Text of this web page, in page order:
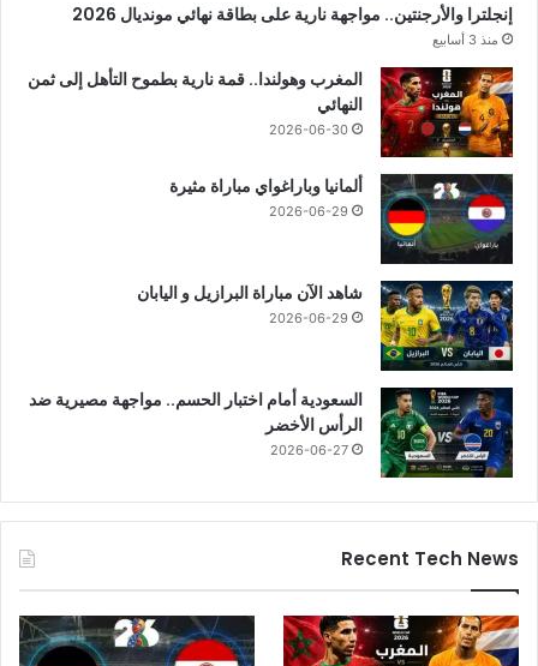
إنجلترا والأرجنتين.. مواجهة نارية على بطاقة نهائي مونديال 2026
منذ 3 أسابيع
المغرب وهولندا.. قمة نارية بطموح التأهل إلى ثمن
النهائي
2026-06-30
ألمانيا وباراغواي مباراة مثيرة
2026-06-29
شاهد الآن مباراة البرازيل و اليابان
2026-06-29
السعودية أمام اختبار الحسم.. مواجهة مصيرية ضد
الرأس الأخضر
2026-06-27
Recent Tech News